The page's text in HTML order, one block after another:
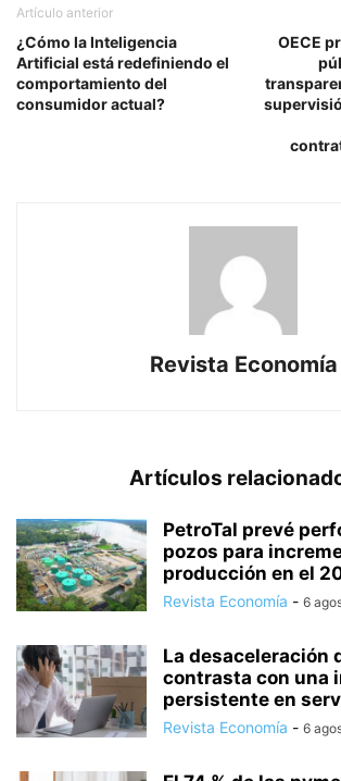
Artículo anterior
¿Cómo la Inteligencia
Artificial está redefiniendo el
comportamiento del
consumidor actual?
OECE
Revista Economía
Artículos
PetroTal prevé
pozos para
producción en el
Revista Economía - 6
La desaceleración
contrasta con una
persistente en
Revista Economía - 6